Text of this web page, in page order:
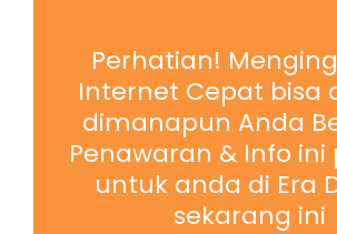
Perhatian!
Internet Cepat bisa
dimanapun Anda
Penawaran & Info
untuk anda di Era
sekarang ini